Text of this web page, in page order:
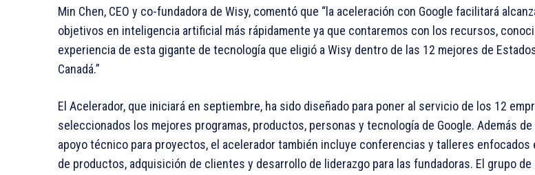
Min Chen, CEO y co-fundadora de Wisy, comentó que “la aceleración con Google facilitará
objetivos en inteligencia artificial más rápidamente ya que contaremos con los recursos,
experiencia de esta gigante de tecnología que eligió a Wisy dentro de las 12 mejores de
Canadá.”
El Acelerador, que iniciará en septiembre, ha sido diseñado para poner al servicio de los 12
seleccionados los mejores programas, productos, personas y tecnología de Google. Además
apoyo técnico para proyectos, el acelerador también incluye conferencias y talleres enfocados
de productos, adquisición de clientes y desarrollo de liderazgo para las fundadoras. El grupo de